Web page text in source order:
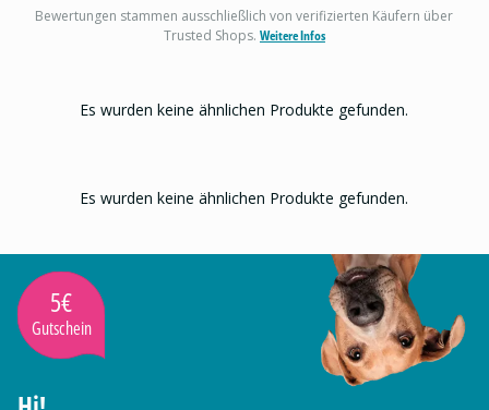
Bewertungen stammen ausschließlich von verifizierten Käufern über
Trusted Shops. Weitere Infos
Es wurden keine ähnlichen Produkte gefunden.
Es wurden keine ähnlichen Produkte gefunden.
5€
Gutschein